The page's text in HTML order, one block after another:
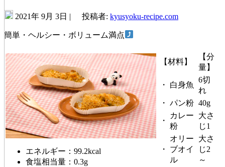
2021年 9月 3日 | 投稿者: kyusyoku-recipe.com
簡単・ヘルシー・ボリューム満点
エネルギー：99.2kcal
食塩相当量：0.3g
【材料】
【分
量】
・ 白身魚
6切
れ
・ パン粉 40g
・
カレー
粉
大さ
じ1
・
オリー
ブオイ
ル
大さ
じ2
～